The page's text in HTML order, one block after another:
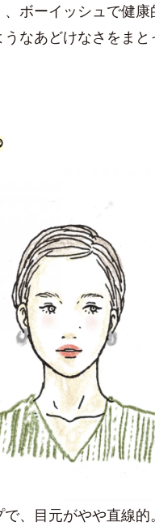
ボーイッシュで健康
なあどけなさをまと
、目元がやや直線的